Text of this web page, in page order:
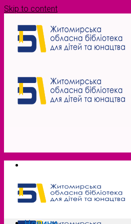
Skip to content